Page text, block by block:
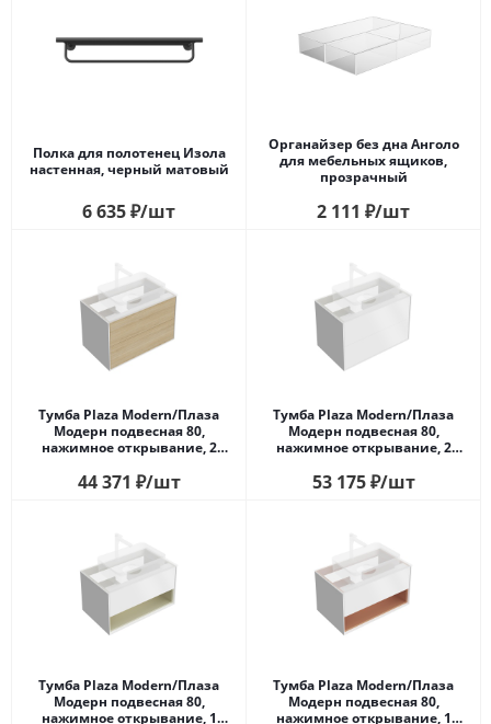
Полка для полотенец Изола
настенная, черный матовый
6 635₽/шт
Органайзер без дна Анголо
для мебельных ящиков,
прозрачный
2 111 ₽/шт
Тумба Plaza Modern/Плаза
Модерн подвесная 80,
нажимное открывание, 2
44 371 ₽/шт
Тумба Plaza Modern/Плаза
Модерн подвесная 80,
нажимное открывание, 2
53 175₽/шт
Тумба Plaza Modern/Плаза
Модерн подвесная 80,
нажимное открывание, 1
Тумба Plaza Modern/Плаза
Модерн подвесная 80,
нажимное открывание, 1